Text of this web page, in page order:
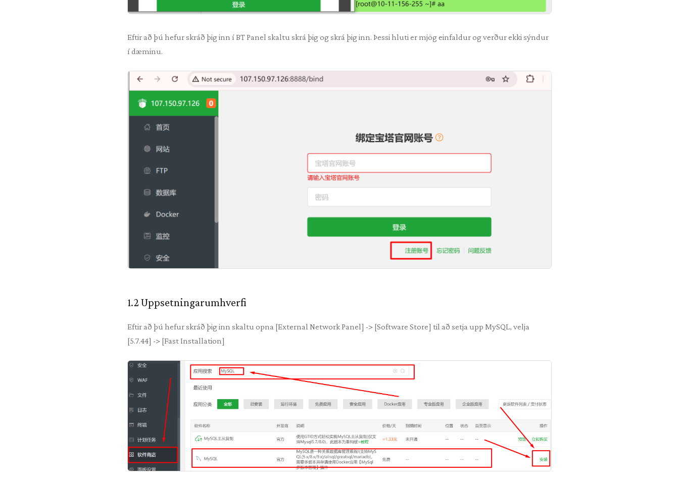
Eftir að þú hefur skráð þig inn í BT Panel skaltu skrá þig og skrá þig inn. Þessi hluti er mjög einfaldur og verður ekki sýndur
í dæminu.
1.2 Uppsetningarumhverfi
Eftir að þú hefur skráð þig inn skaltu opna [External Network Panel] -> [Software Store] til að setja upp MySQL, velja
[5.7.44] -> [Fast Installation]